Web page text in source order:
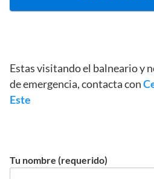
Estas visitando el balneario y
de emergencia, contacta con
Este
Tu nombre (requerido)